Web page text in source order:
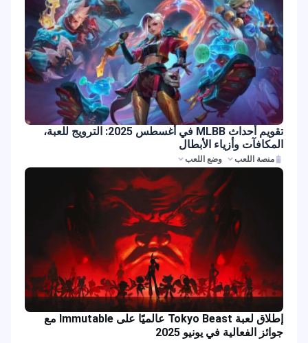
تقويم أحداث MLBB في أغسطس 2025: الترويج للعبة،
المكافآت وأزياء الأبطال
منصة اللعب وضع اللعب
إطلاق لعبة Tokyo Beast عالميًا على Immutable مع
جوائز الفعالية في يونيو 2025